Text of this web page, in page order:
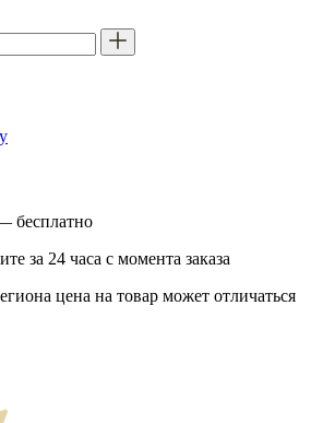
бесплатно
за 24 часа с момента заказа
цена на товар может отличаться